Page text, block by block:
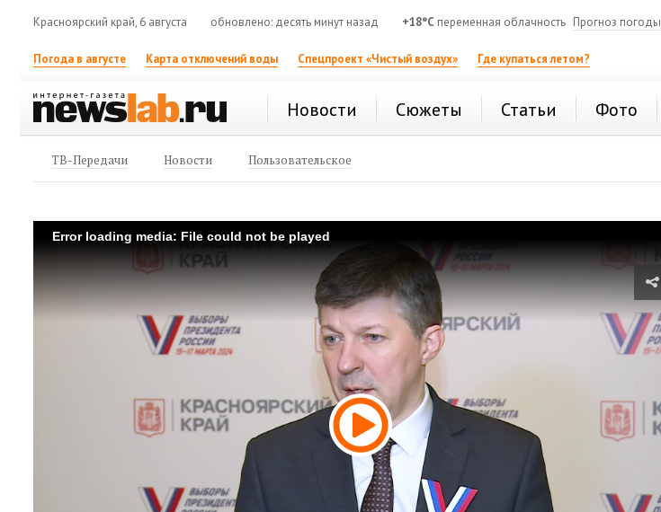
Красноярский край, 6 августа обновлено: десять минут назад +18°C переменная облачность Прогноз погоды
Погода в августе Карта отключений воды Спецпроект «Чистый воздух» Где купаться летом?
Новости Сюжеты Статьи Фото
ТВ-Передачи Новости Пользовательское
Error loading media: File could not be played